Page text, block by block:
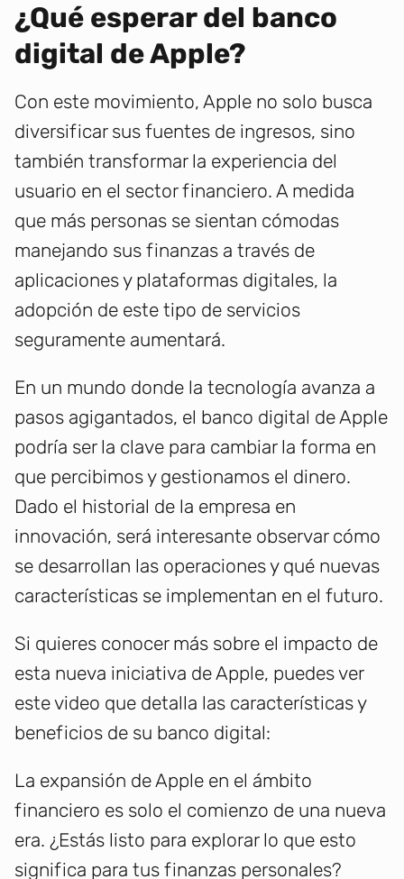
¿Qué esperar del banco
digital de Apple?
Con este movimiento, Apple no solo busca
diversificar sus fuentes de ingresos, sino
también transformar la experiencia del
usuario en el sector financiero. A medida
que más personas se sientan cómodas
manejando sus finanzas a través de
aplicaciones y plataformas digitales, la
adopción de este tipo de servicios
seguramente aumentará.
En un mundo donde la tecnología avanza a
pasos agigantados, el banco digital de Apple
podría ser la clave para cambiar la forma en
que percibimos y gestionamos el dinero.
Dado el historial de la empresa en
innovación, será interesante observar cómo
se desarrollan las operaciones y qué nuevas
características se implementan en el futuro.
Si quieres conocer más sobre el impacto de
esta nueva iniciativa de Apple, puedes ver
este video que detalla las características y
beneficios de su banco digital:
La expansión de Apple en el ámbito
financiero es solo el comienzo de una nueva
era. ¿Estás listo para explorar lo que esto
significa para tus finanzas personales?